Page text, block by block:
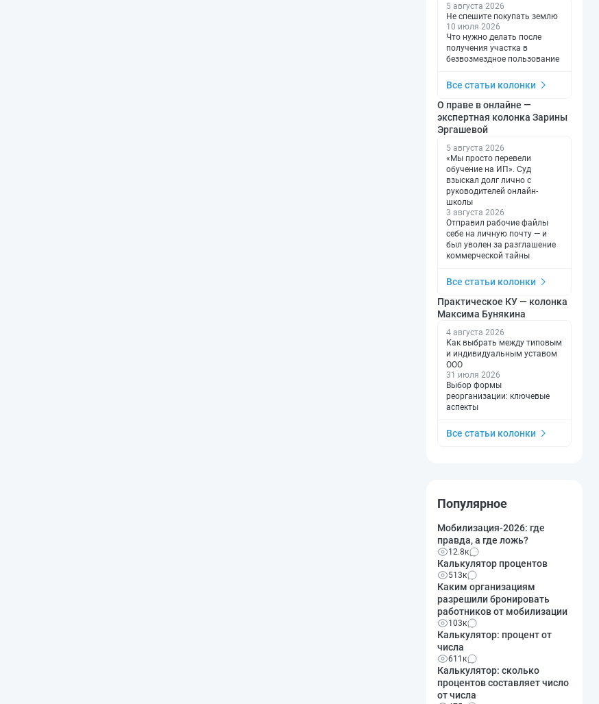
5 августа 2026
Не спешите покупать землю
10 июля 2026
Что нужно делать после
получения участка в
безвозмездное пользование
Все статьи колонки
О праве в онлайне —
экспертная колонка Зарины
Эргашевой
5 августа 2026
«Мы просто перевели
обучение на ИП». Суд
взыскал долг лично с
руководителей онлайн-
школы
3 августа 2026
Отправил рабочие файлы
себе на личную почту — и
был уволен за разглашение
коммерческой тайны
Все статьи колонки
Практическое КУ — колонка
Максима Бунякина
4 августа 2026
Как выбрать между типовым
и индивидуальным уставом
ООО
31 июля 2026
Выбор формы
реорганизации: ключевые
аспекты
Все статьи колонки
Популярное
Мобилизация-2026: где
правда, а где ложь?
12.8к
Калькулятор процентов
513к
Каким организациям
разрешили бронировать
работников от мобилизации
103к
Калькулятор: процент от
числа
611к
Калькулятор: сколько
процентов составляет число
от числа